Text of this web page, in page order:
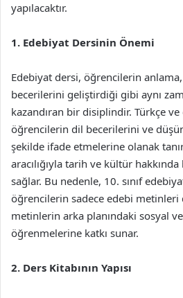
yapılacaktır.
1. Edebiyat Dersinin Önemi
Edebiyat dersi, öğrencilerin
becerilerini geliştirdiği gibi aynı
kazandıran bir disiplindir. Türkçe
öğrencilerin dil becerilerini ve
şekilde ifade etmelerine olanak
aracılığıyla tarih ve kültür
sağlar. Bu nedenle, 10. sınıf
öğrencilerin sadece edebi metinleri
metinlerin arka planındaki sosyal
öğrenmelerine katkı sunar.
2. Ders Kitabının Yapısı